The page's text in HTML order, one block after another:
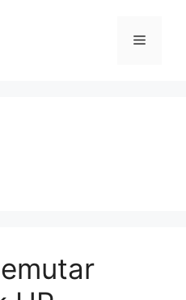
Menu